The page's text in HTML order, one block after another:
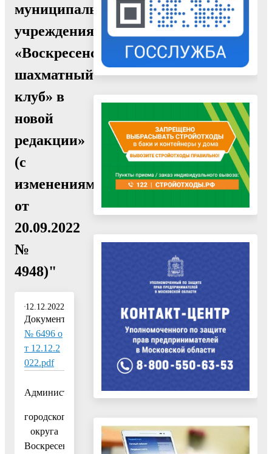
муниципального
учреждения
«Воскресенский
шахматный
клуб» в
новой
редакции»
(с
изменениями
от
20.09.2022
№
4948)"
12.12.2022
Документ:
№ 6496 о
т 12.12.2
022.pdf
Администрация
городского
округа
Воскресенск